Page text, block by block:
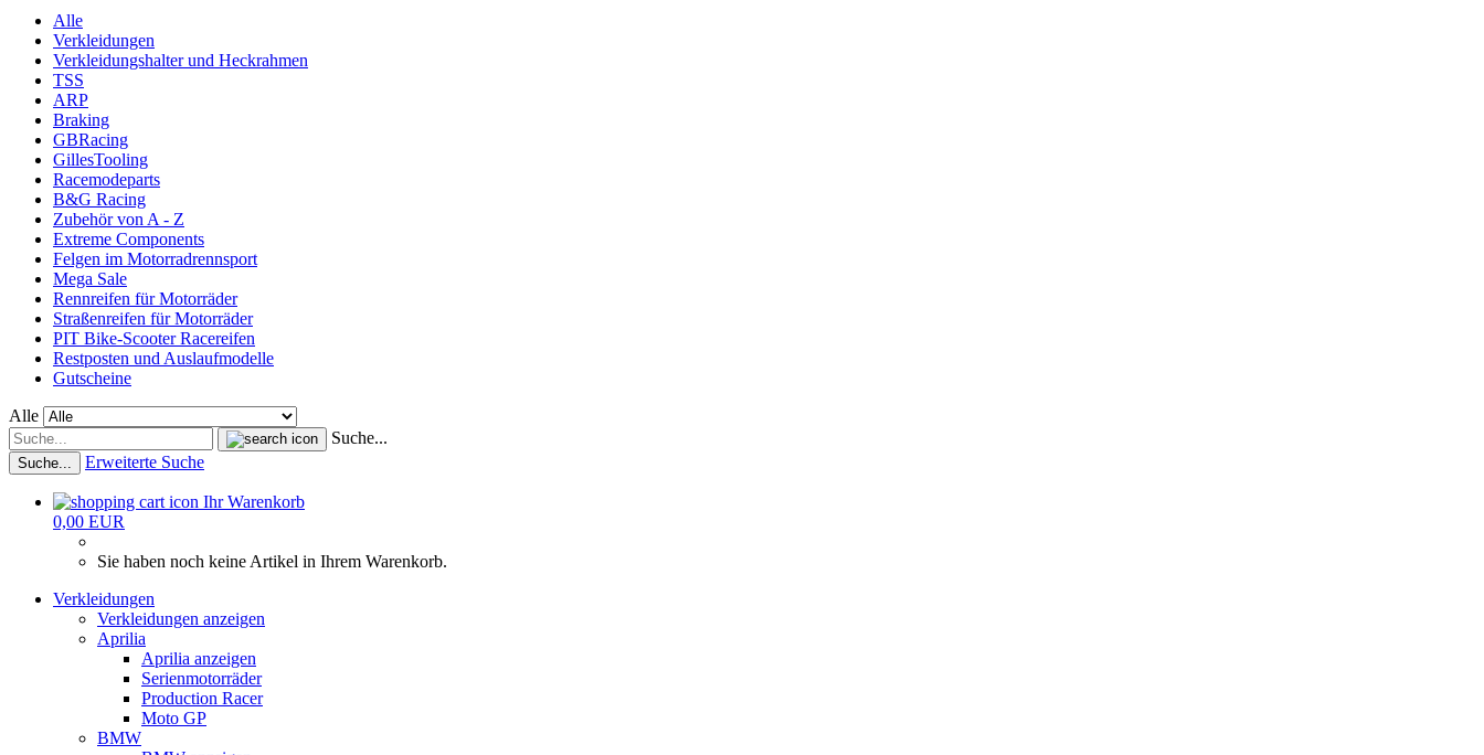
Alle
Verkleidungen
Verkleidungshalter und Heckrahmen
TSS
ARP
Braking
GBRacing
GillesTooling
Racemodeparts
B&G Racing
Zubehör von A - Z
Extreme Components
Felgen im Motorradrennsport
Mega Sale
Rennreifen für Motorräder
Straßenreifen für Motorräder
PIT Bike-Scooter Racereifen
Restposten und Auslaufmodelle
Gutscheine
Alle
Suche...
Suche... Erweiterte Suche
Ihr Warenkorb
0,00 EUR
Sie haben noch keine Artikel in Ihrem Warenkorb.
Verkleidungen
Verkleidungen anzeigen
Aprilia
Aprilia anzeigen
Serienmotorräder
Production Racer
Moto GP
BMW